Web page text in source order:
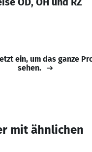
ein, um das ganze
sehen.
mit ähnlichen